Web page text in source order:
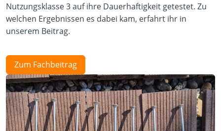
Nutzungsklasse 3 auf ihre Dauerhaftigkeit getestet. Zu
welchen Ergebnissen es dabei kam, erfahrt ihr in
unserem Beitrag.
Zum Fachbeitrag